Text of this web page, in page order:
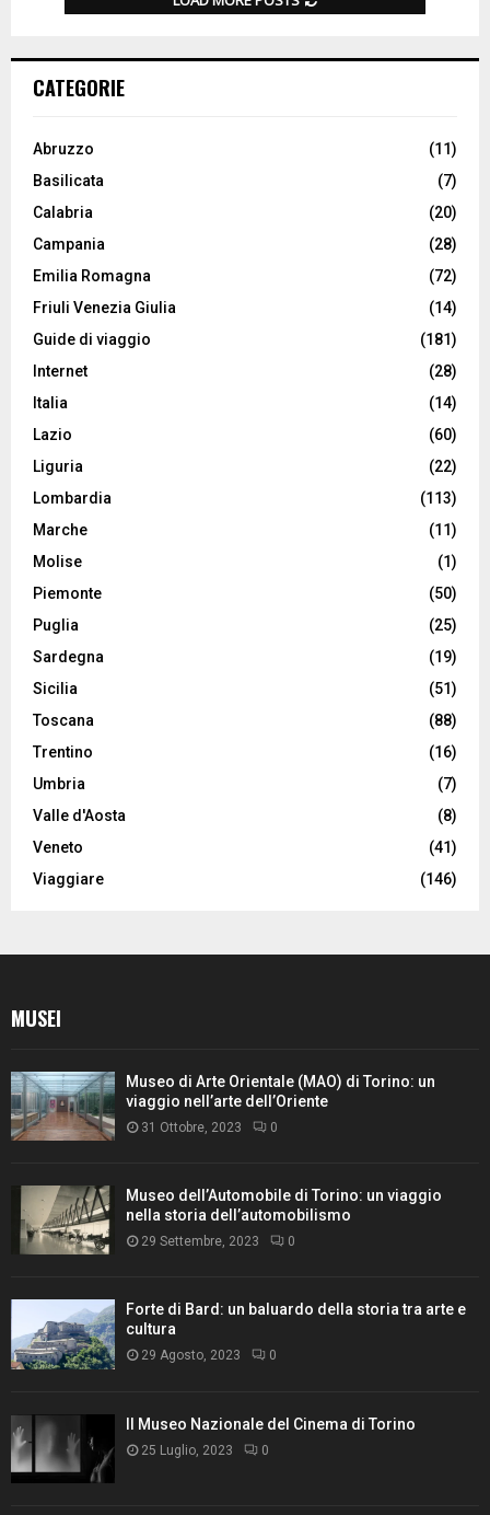
CATEGORIE
Abruzzo
(11)
Basilicata
(7)
Calabria
(20)
Campania
(28)
Emilia Romagna
(72)
Friuli Venezia Giulia
(14)
Guide di viaggio
(181)
Internet
(28)
Italia
(14)
Lazio
(60)
Liguria
(22)
Lombardia
(113)
Marche
(11)
Molise
(1)
Piemonte
(50)
Puglia
(25)
Sardegna
(19)
Sicilia
(51)
Toscana
(88)
Trentino
(16)
Umbria
(7)
Valle d'Aosta
(8)
Veneto
(41)
Viaggiare
(146)
MUSEI
Museo di Arte Orientale (MAO) di Torino: un
viaggio nell’arte dell’Oriente
31 Ottobre, 2023 0
Museo dell’Automobile di Torino: un viaggio
nella storia dell’automobilismo
29 Settembre, 2023 0
Forte di Bard: un baluardo della storia tra arte e
cultura
29 Agosto, 2023 0
Il Museo Nazionale del Cinema di Torino
25 Luglio, 2023 0